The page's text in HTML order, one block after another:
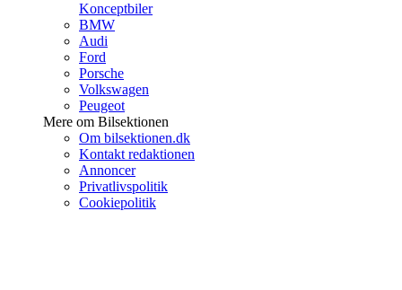
Konceptbiler
BMW
Audi
Ford
Porsche
Volkswagen
Peugeot
Mere om Bilsektionen
Om bilsektionen.dk
Kontakt redaktionen
Annoncer
Privatlivspolitik
Cookiepolitik